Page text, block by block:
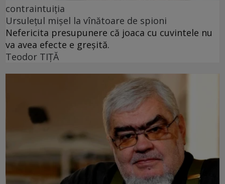
contraintuiția
Ursulețul mișel la vînătoare de spioni
Nefericita presupunere că joaca cu cuvintele nu
va avea efecte e greșită.
Teodor TIŢĂ